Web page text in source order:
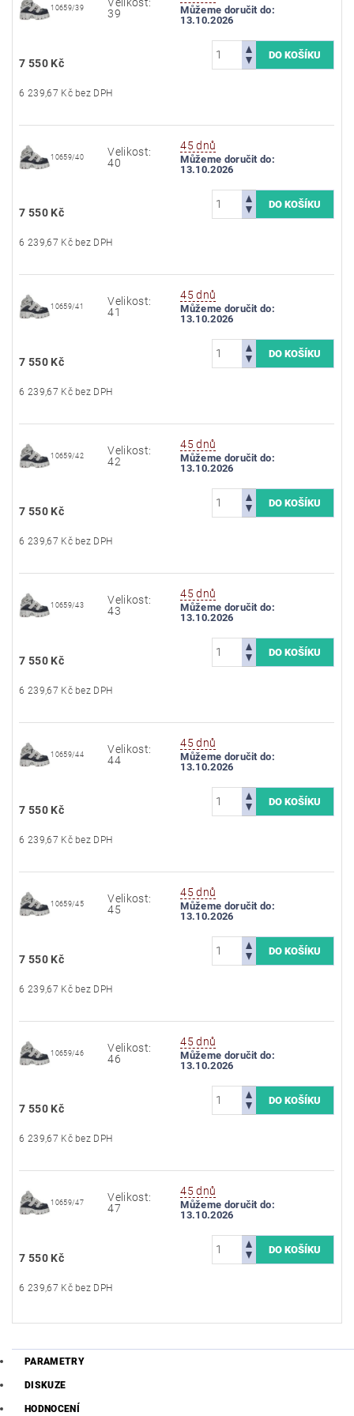
10659/39
39
Můžeme doručit do:
13.10.2026
7 550 Kč
6 239,67 Kč bez DPH
10659/40
Velikost:
40
45 dnů
Můžeme doručit do:
13.10.2026
7 550 Kč
6 239,67 Kč bez DPH
10659/41
Velikost:
41
45 dnů
Můžeme doručit do:
13.10.2026
7 550 Kč
6 239,67 Kč bez DPH
10659/42
Velikost:
42
45 dnů
Můžeme doručit do:
13.10.2026
7 550 Kč
6 239,67 Kč bez DPH
10659/43
Velikost:
43
45 dnů
Můžeme doručit do:
13.10.2026
7 550 Kč
6 239,67 Kč bez DPH
10659/44
Velikost:
44
45 dnů
Můžeme doručit do:
13.10.2026
7 550 Kč
6 239,67 Kč bez DPH
10659/45
Velikost:
45
45 dnů
Můžeme doručit do:
13.10.2026
7 550 Kč
6 239,67 Kč bez DPH
10659/46
Velikost:
46
45 dnů
Můžeme doručit do:
13.10.2026
7 550 Kč
6 239,67 Kč bez DPH
10659/47
Velikost:
47
45 dnů
Můžeme doručit do:
13.10.2026
7 550 Kč
6 239,67 Kč bez DPH
PARAMETRY
DISKUZE
HODNOCENÍ